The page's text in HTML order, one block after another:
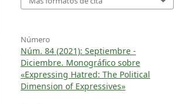
Número
Núm. 84 (2021): Septiembre -
Diciembre. Monográfico sobre
«Expressing Hatred: The Political
Dimension of Expressives»